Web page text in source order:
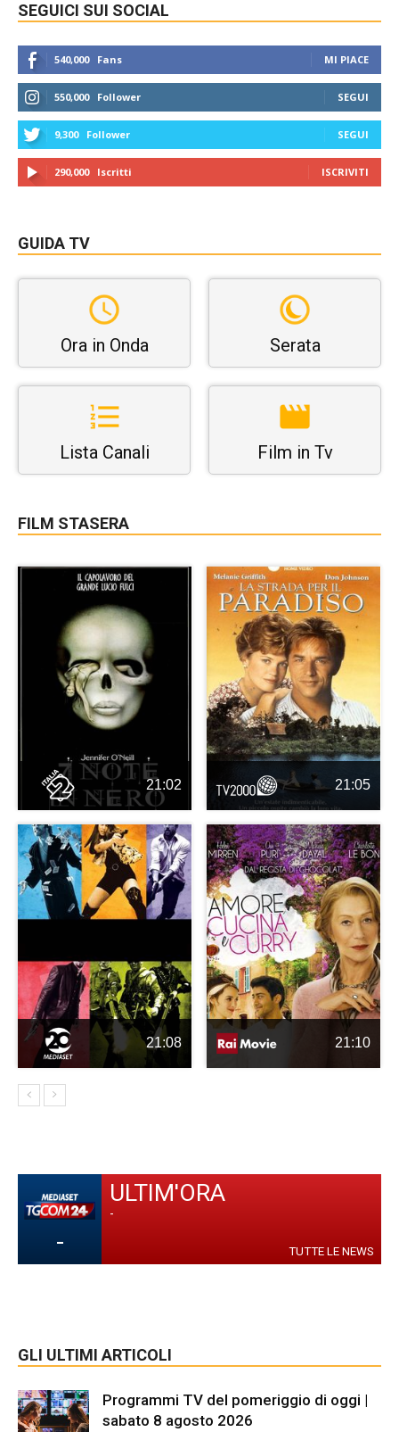
SEGUICI SUI SOCIAL
540,000 Fans MI PIACE
550,000 Follower SEGUI
9,300 Follower SEGUI
290,000 Iscritti ISCRIVITI
GUIDA TV
Ora in Onda Serata
Lista Canali Film in Tv
FILM STASERA
21:02 21:05
21:08 21:10
-
ULTIM'ORA
-
TUTTE LE NEWS
GLI ULTIMI ARTICOLI
Programmi TV del pomeriggio di oggi |
sabato 8 agosto 2026